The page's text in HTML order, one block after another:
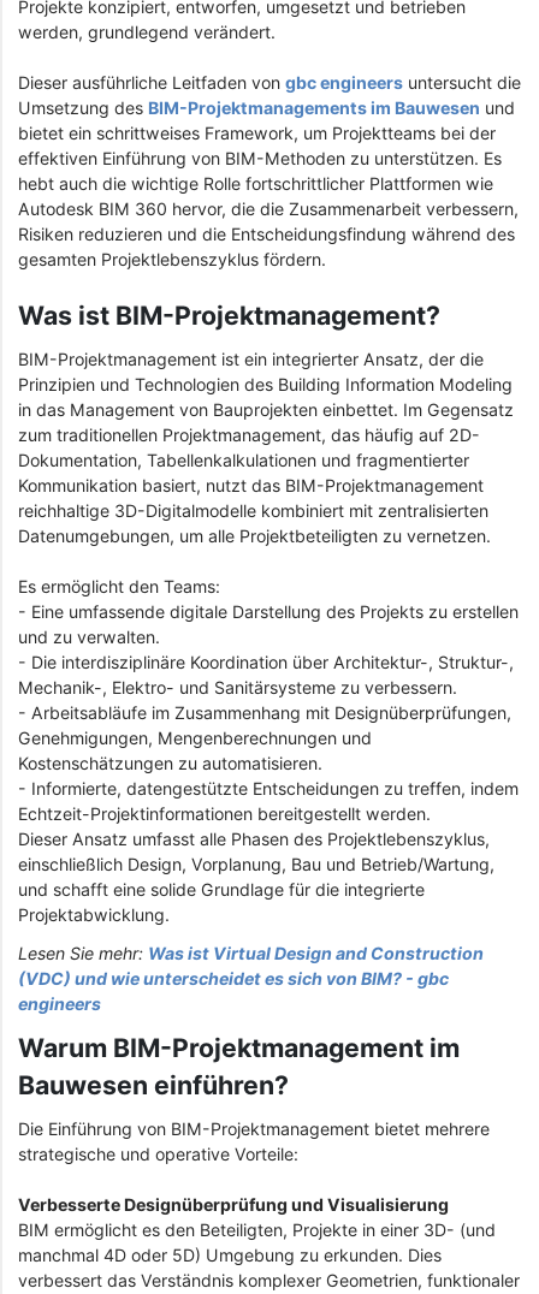
Projekte konzipiert, entworfen, umgesetzt und betrieben
werden, grundlegend verändert.
Dieser ausführliche Leitfaden von gbc engineers untersucht die
Umsetzung des BIM-Projektmanagements im Bauwesen und
bietet ein schrittweises Framework, um Projektteams bei der
effektiven Einführung von BIM-Methoden zu unterstützen. Es
hebt auch die wichtige Rolle fortschrittlicher Plattformen wie
Autodesk BIM 360 hervor, die die Zusammenarbeit verbessern,
Risiken reduzieren und die Entscheidungsfindung während des
gesamten Projektlebenszyklus fördern.
Was ist BIM-Projektmanagement?
BIM-Projektmanagement ist ein integrierter Ansatz, der die
Prinzipien und Technologien des Building Information Modeling
in das Management von Bauprojekten einbettet. Im Gegensatz
zum traditionellen Projektmanagement, das häufig auf 2D-
Dokumentation, Tabellenkalkulationen und fragmentierter
Kommunikation basiert, nutzt das BIM-Projektmanagement
reichhaltige 3D-Digitalmodelle kombiniert mit zentralisierten
Datenumgebungen, um alle Projektbeteiligten zu vernetzen.
Es ermöglicht den Teams:
- Eine umfassende digitale Darstellung des Projekts zu erstellen
und zu verwalten.
- Die interdisziplinäre Koordination über Architektur-, Struktur-,
Mechanik-, Elektro- und Sanitärsysteme zu verbessern.
- Arbeitsabläufe im Zusammenhang mit Designüberprüfungen,
Genehmigungen, Mengenberechnungen und
Kostenschätzungen zu automatisieren.
- Informierte, datengestützte Entscheidungen zu treffen, indem
Echtzeit-Projektinformationen bereitgestellt werden.
Dieser Ansatz umfasst alle Phasen des Projektlebenszyklus,
einschließlich Design, Vorplanung, Bau und Betrieb/Wartung,
und schafft eine solide Grundlage für die integrierte
Projektabwicklung.
Lesen Sie mehr: Was ist Virtual Design and Construction
(VDC) und wie unterscheidet es sich von BIM? - gbc
engineers
Warum BIM-Projektmanagement im
Bauwesen einführen?
Die Einführung von BIM-Projektmanagement bietet mehrere
strategische und operative Vorteile:
Verbesserte Designüberprüfung und Visualisierung
BIM ermöglicht es den Beteiligten, Projekte in einer 3D- (und
manchmal 4D oder 5D) Umgebung zu erkunden. Dies
verbessert das Verständnis komplexer Geometrien, funktionaler